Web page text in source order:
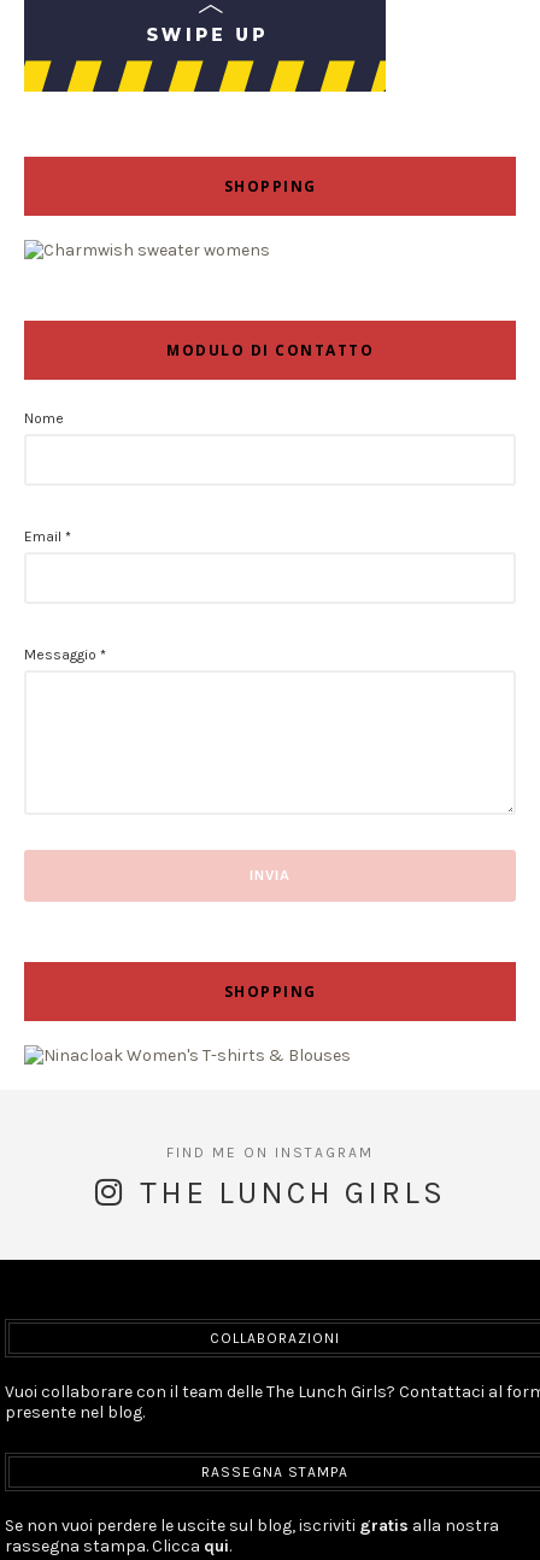
SHOPPING
MODULO DI CONTATTO
Nome
Email *
Messaggio *
SHOPPING
THE LUNCH GIRLS
COLLABORAZIONI
Vuoi collaborare con il team delle The Lunch Girls? Contattaci al
presente nel blog.
RASSEGNA STAMPA
Se non vuoi perdere le uscite sul blog, iscriviti gratis alla nostra
rassegna stampa. Clicca qui.